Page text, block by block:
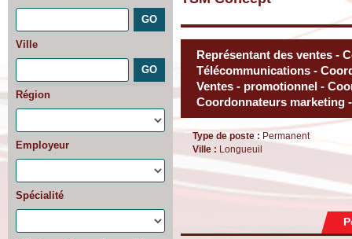
Ville
Région
Employeur
Spécialité
Représentant des ventes -
Télécommunications -
Ventes - promotionnel -
Coordonnateurs marketing
Type de poste : Permanent
Ville : Longueuil